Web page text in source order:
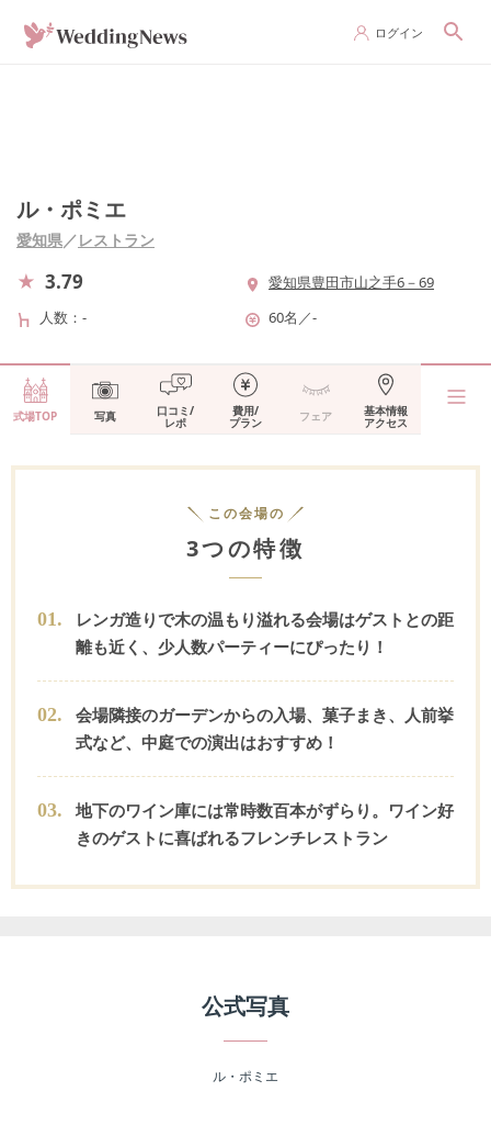
ログイン
ル・ポミエ
愛知県／レストラン
3.79
愛知県豊田市山之手6－69
人数
- 60名 ／-
式場TOP 写真 口コミ/
レポ
費用/
プラン フェア 基本情報
アクセス
この会場の
3つの特徴
01.
レンガ造りで木の温もり溢れる会場はゲストとの距
離も近く、少人数パーティーにぴったり！
02.
会場隣接のガーデンからの入場、菓子まき、人前挙
式など、中庭での演出はおすすめ！
03.
地下のワイン庫には常時数百本がずらり。ワイン好
きのゲストに喜ばれるフレンチレストラン
公式写真
ル・ポミエ